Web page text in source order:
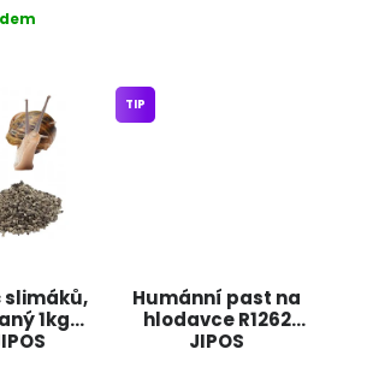
slimáků,
1kg
Humánní past na
hlodavce R1262
JIPOS
TIP